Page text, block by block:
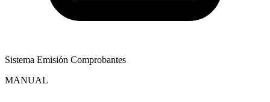
Sistema Emisión Comprobantes
MANUAL